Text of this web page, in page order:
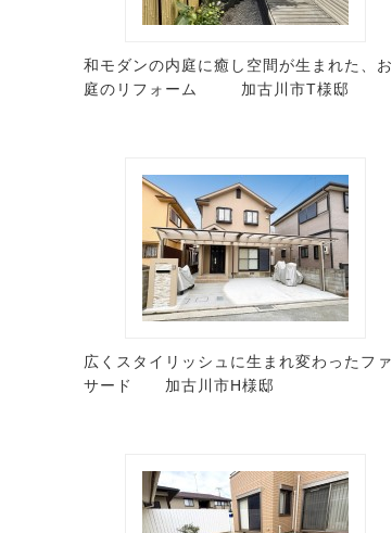
和モダンの内庭に癒し空間が生まれた、お
庭のリフォーム 加古川市T様邸
広くスタイリッシュに生まれ変わったファ
サード 加古川市H様邸